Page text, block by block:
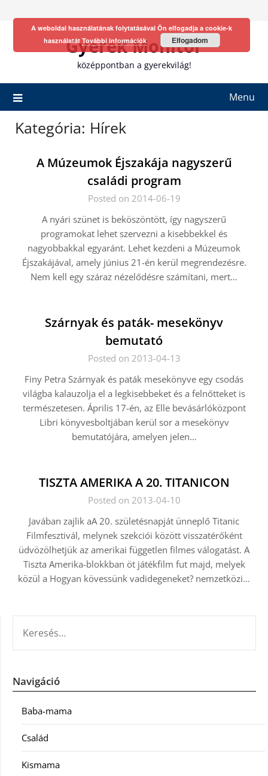
Gyerek Monitor
középpontban a gyerekvilág!
Menu
Kategória: Hírek
A Múzeumok Éjszakája nagyszerű
családi program
Posted on 2014-06-19
A nyári szünet is beköszöntött, így nagyszerű
programokat lehet szervezni a kisebbekkel és
nagyobbakkal egyaránt. Lehet kezdeni a Múzeumok
Éjszakájával, amely június 21-én kerül megrendezésre.
Nem kell egy száraz nézelődésre számítani, mert…
Szárnyak és paták- mesekönyv
bemutató
Posted on 2013-04-13
Finy Petra Szárnyak és paták mesekönyve egy csodás
világba kalauzolja el a legkisebbeket és a felnőtteket is
természetesen. Április 17-én, az Elle bevásárlóközpont
Libri könyvesboltjában kerül sor a mesekönyv
bemutatójára, amelyen jelen…
TISZTA AMERIKA A 20. TITANICON
Posted on 2013-04-10
Javában zajlik aA 20. születésnapját ünneplő Titanic
Filmfesztivál, melynek szekciói között visszatérőként
üdvözölhetjük az amerikai független filmes válogatást. A
Tiszta Amerika-blokkban öt játékfilm fut majd, melyek
közül a Hogyan kövessünk vadidegeneket? nemzetközi…
Navigáció
Baba-mama
Család
Kismama
A weboldal használatának folytatásával Ön elfogadja a cookie-k
használatát További információk Elfogadom